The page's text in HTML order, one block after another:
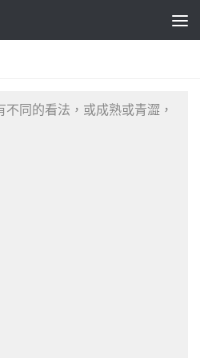
同的看法，或成熟或青澀，